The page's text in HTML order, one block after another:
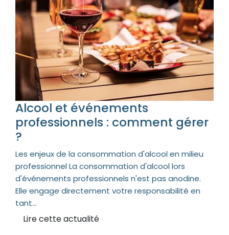
Alcool et événements
professionnels : comment gérer
?
Les enjeux de la consommation d'alcool en milieu
professionnel La consommation d'alcool lors
d'événements professionnels n'est pas anodine.
Elle engage directement votre responsabilité en
tant...
Lire cette actualité